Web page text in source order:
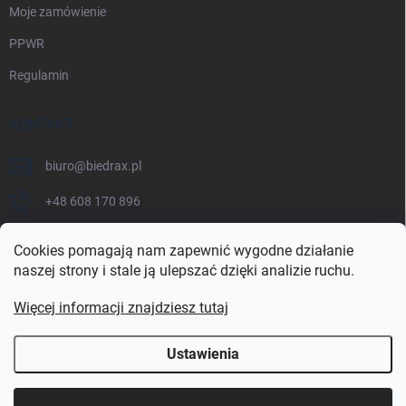
Cookies pomagają nam zapewnić wygodne działanie
naszej strony i stale ją ulepszać dzięki analizie ruchu.
Więcej informacji znajdziesz tutaj
Ustawienia
Moje zamówienie
PPWR
Regulamin
KONTAKT
biuro@biedrax.pl
+48 608 170 896